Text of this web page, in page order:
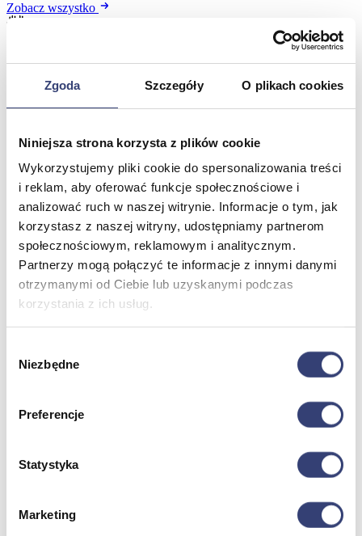
Zgoda Szczegóły O plikach cookies
Niniejsza strona korzysta z plików cookie
Wykorzystujemy pliki cookie do spersonalizowania treści
i reklam, aby oferować funkcje społecznościowe i
analizować ruch w naszej witrynie. Informacje o tym, jak
korzystasz z naszej witryny, udostępniamy partnerom
społecznościowym, reklamowym i analitycznym.
Partnerzy mogą połączyć te informacje z innymi danymi
otrzymanymi od Ciebie lub uzyskanymi podczas
korzystania z ich usług.
zgody
Niezbędne
Preferencje
Statystyka
Marketing
Zobacz wszystko
Wróć
Artykuły ochronne jednorazowe
Pojemniki i worki na odpady
Produkty higieniczne
Sterylizacja
Materiały opatrunkowe
Asortyment drobny
Strzykawki i igły
Urządzenia
Zobacz wszystko
Profilaktyka i diagnostyka
Pulsoksymetry
Instrumenty diagnostyczne
Termometry
Zobacz wszystko